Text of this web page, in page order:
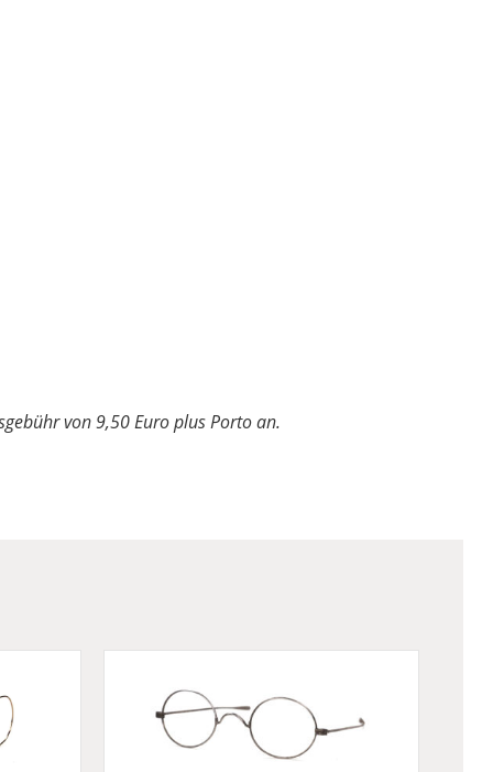
von 9,50 Euro plus Porto an.